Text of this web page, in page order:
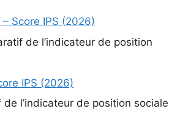
Score IPS (2026)
de l’indicateur de position
IPS (2026)
l’indicateur de position sociale